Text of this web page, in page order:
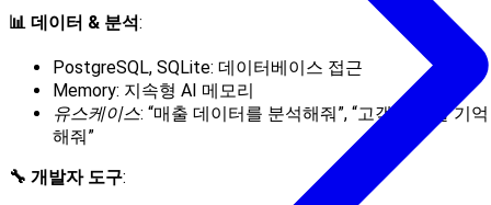
📊 데이터 & 분석:
PostgreSQL, SQLite: 데이터베이스 접근
Memory: 지속형 AI 메모리
유스케이스: “매출 데이터를 분석해줘”, “고객 선호를 기억
해줘”
🔧 개발자 도구: